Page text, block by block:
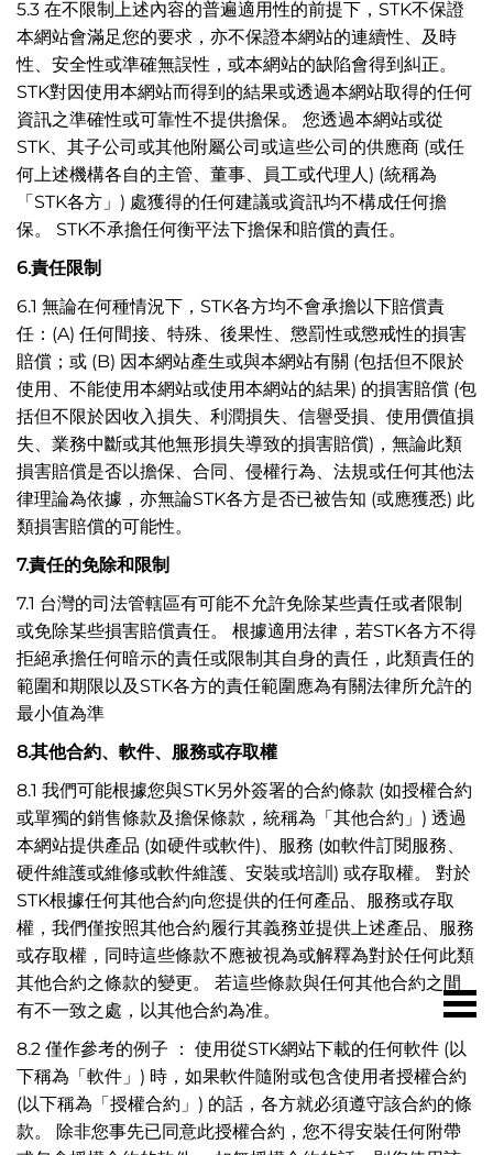
5.3 在不限制上述內容的普遍適用性的前提下，STK不保證
本網站會滿足您的要求，亦不保證本網站的連續性、及時
性、安全性或準確無誤性，或本網站的缺陷會得到糾正。
STK對因使用本網站而得到的結果或透過本網站取得的任何
資訊之準確性或可靠性不提供擔保。 您透過本網站或從
STK、其子公司或其他附屬公司或這些公司的供應商 (或任
何上述機構各自的主管、董事、員工或代理人) (統稱為
「STK各方」) 處獲得的任何建議或資訊均不構成任何擔
保。 STK不承擔任何衡平法下擔保和賠償的責任。
6.責任限制
6.1 無論在何種情況下，STK各方均不會承擔以下賠償責
任：(A) 任何間接、特殊、後果性、懲罰性或懲戒性的損害
賠償；或 (B) 因本網站產生或與本網站有關 (包括但不限於
使用、不能使用本網站或使用本網站的結果) 的損害賠償 (包
括但不限於因收入損失、利潤損失、信譽受損、使用價值損
失、業務中斷或其他無形損失導致的損害賠償)，無論此類
損害賠償是否以擔保、合同、侵權行為、法規或任何其他法
律理論為依據，亦無論STK各方是否已被告知 (或應獲悉) 此
類損害賠償的可能性。
7.責任的免除和限制
7.1 台灣的司法管轄區有可能不允許免除某些責任或者限制
或免除某些損害賠償責任。 根據適用法律，若STK各方不得
拒絕承擔任何暗示的責任或限制其自身的責任，此類責任的
範圍和期限以及STK各方的責任範圍應為有關法律所允許的
最小值為準
8.其他合約、軟件、服務或存取權
8.1 我們可能根據您與STK另外簽署的合約條款 (如授權合約
或單獨的銷售條款及擔保條款，統稱為「其他合約」) 透過
本網站提供產品 (如硬件或軟件)、服務 (如軟件訂閱服務、
硬件維護或維修或軟件維護、安裝或培訓) 或存取權。 對於
STK根據任何其他合約向您提供的任何產品、服務或存取
權，我們僅按照其他合約履行其義務並提供上述產品、服務
或存取權，同時這些條款不應被視為或解釋為對於任何此類
其他合約之條款的變更。 若這些條款與任何其他合約之間
有不一致之處，以其他合約為准。
8.2 僅作參考的例子 ： 使用從STK網站下載的任何軟件 (以
下稱為「軟件」) 時，如果軟件隨附或包含使用者授權合約
(以下稱為「授權合約」) 的話，各方就必須遵守該合約的條
款。 除非您事先已同意此授權合約，您不得安裝任何附帶